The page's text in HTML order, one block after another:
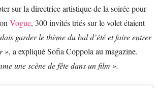
sur la directrice artistique de la soirée pour
Vogue, 300 invités triés sur le volet étaient
garder le thème du bal d’été et faire entrer
», a expliqué Sofia Coppola au magazine.
une scène de fête dans un film ».